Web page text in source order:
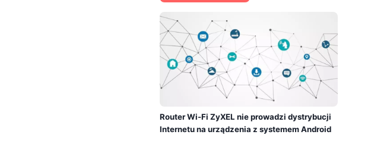
Router Wi-Fi ZyXEL nie prowadzi dystrybucji
Internetu na urządzenia z systemem Android